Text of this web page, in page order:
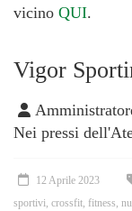
vicino QUI.
Vigor
Nei pressi
12 Aprile 2023
sportivi crossfit fitness